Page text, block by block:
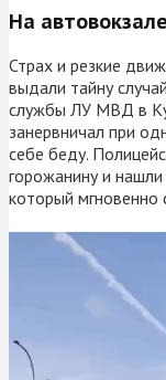
На
Страх и резкие
выдали тайну
службы ЛУ МВД в
занервничал при
себе беду.
горожанину и
который мгновенно